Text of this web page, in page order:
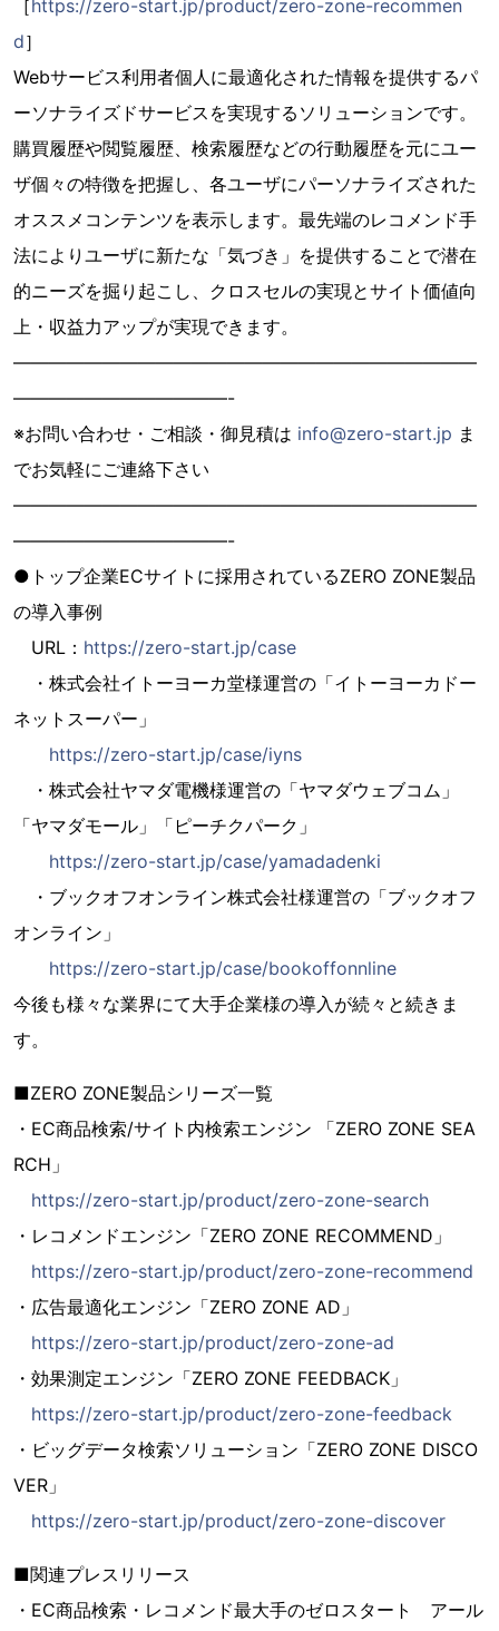
［ https://zero-start.jp/product/zero-zone-recommen
d］
Webサービス利用者個人に最適化された情報を提供するパ
ーソナライズドサービスを実現するソリューションです。
購買履歴や閲覧履歴、検索履歴などの行動履歴を元にユー
ザ個々の特徴を把握し、各ユーザにパーソナライズされた
オススメコンテンツを表示します。最先端のレコメンド手
法によりユーザに新たな「気づき」を提供することで潜在
的ニーズを掘り起こし、クロスセルの実現とサイト価値向
上・収益力アップが実現できます。
——————————————————————————
————————————-
※お問い合わせ・ご相談・御見積は info@zero-start.jp ま
でお気軽にご連絡下さい
——————————————————————————
————————————-
●トップ企業ECサイトに採用されているZERO ZONE製品
の導入事例
URL： https://zero-start.jp/case
・株式会社イトーヨーカ堂様運営の「イトーヨーカドー
ネットスーパー」
https://zero-start.jp/case/iyns
・株式会社ヤマダ電機様運営の「ヤマダウェブコム」
「ヤマダモール」「ピーチクパーク」
https://zero-start.jp/case/yamadadenki
・ブックオフオンライン株式会社様運営の「ブックオフ
オンライン」
https://zero-start.jp/case/bookoffonnline
今後も様々な業界にて大手企業様の導入が続々と続きま
す。
■ZERO ZONE製品シリーズ一覧
・EC商品検索/サイト内検索エンジン 「ZERO ZONE SEA
RCH」
https://zero-start.jp/product/zero-zone-search
・レコメンドエンジン「ZERO ZONE RECOMMEND」
https://zero-start.jp/product/zero-zone-recommend
・広告最適化エンジン「ZERO ZONE AD」
https://zero-start.jp/product/zero-zone-ad
・効果測定エンジン「ZERO ZONE FEEDBACK」
https://zero-start.jp/product/zero-zone-feedback
・ビッグデータ検索ソリューション「ZERO ZONE DISCO
VER」
https://zero-start.jp/product/zero-zone-discover
■関連プレスリリース
・EC商品検索・レコメンド最大手のゼロスタート アール